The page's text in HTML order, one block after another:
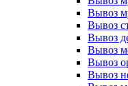
Вывоз
Вывоз
Вывоз
Вывоз
Вывоз
Вывоз